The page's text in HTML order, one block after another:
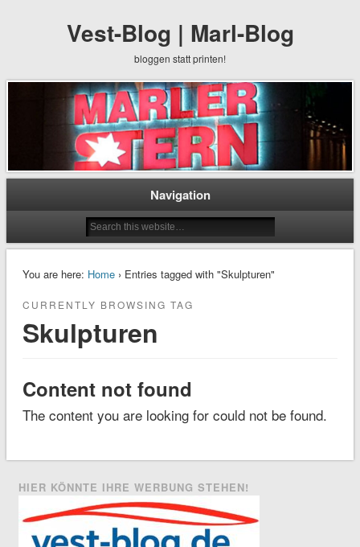
Vest-Blog | Marl-Blog
bloggen statt printen!
Navigation
You are here: Home› Entries tagged with "Skulpturen"
CURRENTLY BROWSING TAG
Skulpturen
Content not found
The content you are looking for could not be found.
HIER KÖNNTE IHRE WERBUNG STEHEN!